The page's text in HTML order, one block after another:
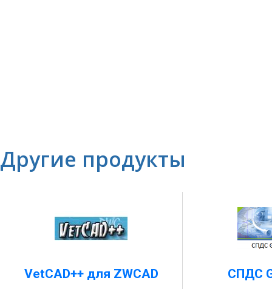
Другие продукты
VetCAD++ для ZWCAD СПДС